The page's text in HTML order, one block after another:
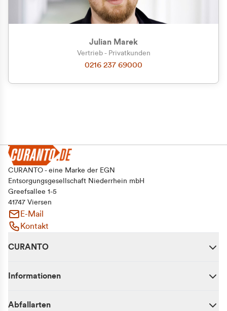
Julian Marek
Vertrieb - Privatkunden
0216 237 69000
CURANTO - eine Marke der EGN
Entsorgungsgesellschaft Niederrhein mbH
Greefsallee 1-5
41747 Viersen
E-Mail
Kontakt
CURANTO
Informationen
Abfallarten